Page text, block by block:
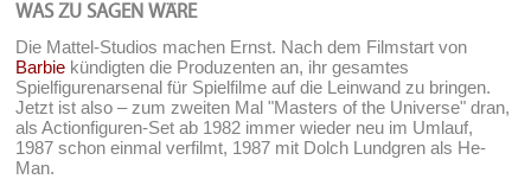
WAS ZU SAGEN WÄRE
Die Mattel-Studios machen Ernst. Nach dem Filmstart von
Barbie kündigten die Produzenten an, ihr gesamtes
Spielfigurenarsenal für Spielfilme auf die Leinwand zu bringen.
Jetzt ist also – zum zweiten Mal "Masters of the Universe" dran,
als Actionfiguren-Set ab 1982 immer wieder neu im Umlauf,
1987 schon einmal verfilmt, 1987 mit Dolch Lundgren als He-
Man.